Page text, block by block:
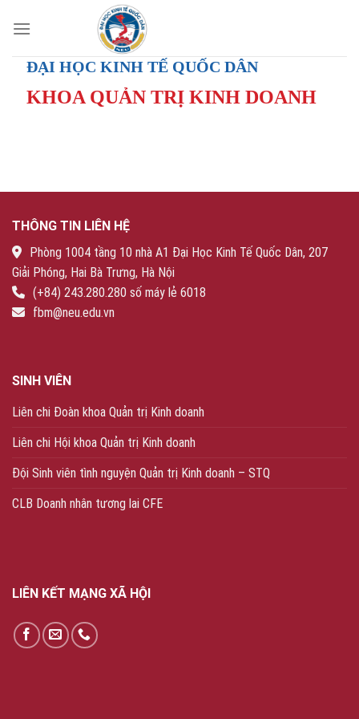
ĐẠI HỌC KINH TẾ QUỐC DÂN
KHOA QUẢN TRỊ KINH DOANH
THÔNG TIN LIÊN HỆ
Phòng 1004 tầng 10 nhà A1 Đại Học Kinh Tế Quốc Dân, 207
Giải Phóng, Hai Bà Trưng, Hà Nội
(+84) 243.280.280 số máy lẻ 6018
fbm@neu.edu.vn
SINH VIÊN
Liên chi Đoàn khoa Quản trị Kinh doanh
Liên chi Hội khoa Quản trị Kinh doanh
Đội Sinh viên tình nguyện Quản trị Kinh doanh – STQ
CLB Doanh nhân tương lai CFE
LIÊN KẾT MẠNG XÃ HỘI